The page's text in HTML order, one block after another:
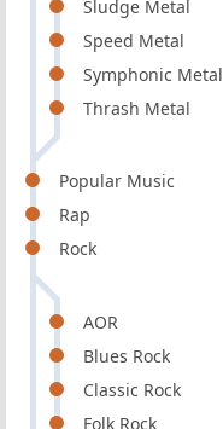
Sludge Metal
Speed Metal
Symphonic Metal
Thrash Metal
Popular Music
Rap
Rock
AOR
Blues Rock
Classic Rock
Folk Rock